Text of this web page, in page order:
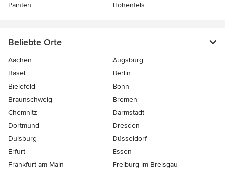
Painten
Hohenfels
Beliebte Orte
Aachen
Augsburg
Basel
Berlin
Bielefeld
Bonn
Braunschweig
Bremen
Chemnitz
Darmstadt
Dortmund
Dresden
Duisburg
Düsseldorf
Erfurt
Essen
Frankfurt am Main
Freiburg-im-Breisgau